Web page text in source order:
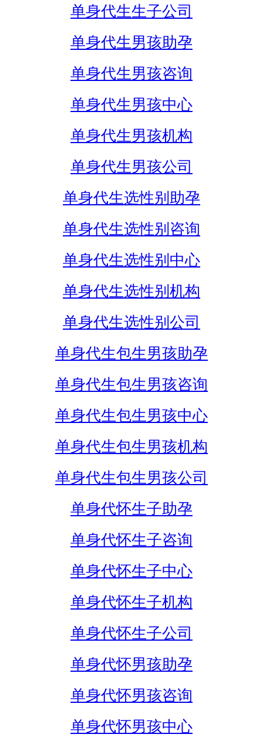
单身代生生子公司
单身代生男孩助孕
单身代生男孩咨询
单身代生男孩中心
单身代生男孩机构
单身代生男孩公司
单身代生选性别助孕
单身代生选性别咨询
单身代生选性别中心
单身代生选性别机构
单身代生选性别公司
单身代生包生男孩助孕
单身代生包生男孩咨询
单身代生包生男孩中心
单身代生包生男孩机构
单身代生包生男孩公司
单身代怀生子助孕
单身代怀生子咨询
单身代怀生子中心
单身代怀生子机构
单身代怀生子公司
单身代怀男孩助孕
单身代怀男孩咨询
单身代怀男孩中心